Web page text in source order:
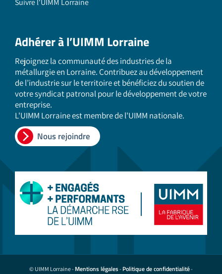
Adhérer à l’UIMM Lorraine
Rejoignez la communauté des industries de la
métallurgie en Lorraine. Contribuez au développement
de l’industrie sur le territoire et bénéficiez du soutien de
votre syndicat patronal pour le développement de votre
entreprise.
L'UIMM Lorraine est membre de l'UIMM nationale.
Nous rejoindre
© UIMM Lorraine - Mentions légales- Politique de confidentialité-